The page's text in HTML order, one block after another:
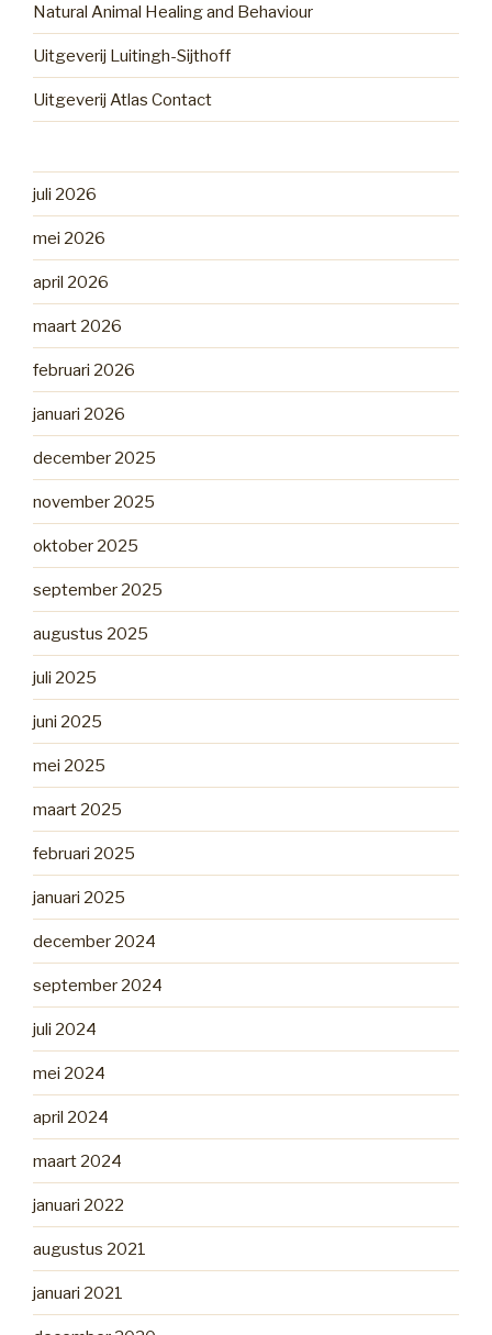
Natural Animal Healing and Behaviour
Uitgeverij Luitingh-Sijthoff
Uitgeverij Atlas Contact
juli 2026
mei 2026
april 2026
maart 2026
februari 2026
januari 2026
december 2025
november 2025
oktober 2025
september 2025
augustus 2025
juli 2025
juni 2025
mei 2025
maart 2025
februari 2025
januari 2025
december 2024
september 2024
juli 2024
mei 2024
april 2024
maart 2024
januari 2022
augustus 2021
januari 2021